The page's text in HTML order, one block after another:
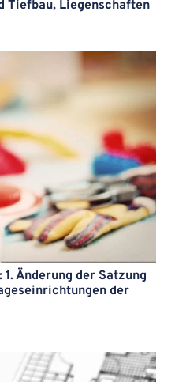
Tiefbau, Liegenschaften
Änderung der Satzung
der